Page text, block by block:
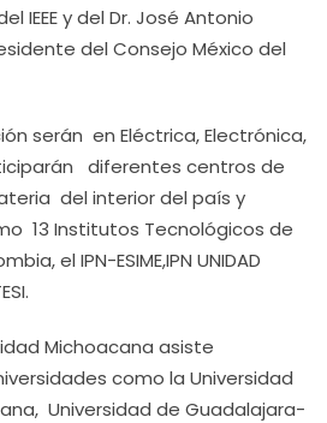
IEEE y del Dr. José Antonio
del Consejo México del
serán en Eléctrica, Electrónica,
diferentes centros de
del interior del país y
13 Institutos Tecnológicos de
el IPN-ESIME,IPN UNIDAD
Michoacana asiste
como la Universidad
Universidad de Guadalajara-